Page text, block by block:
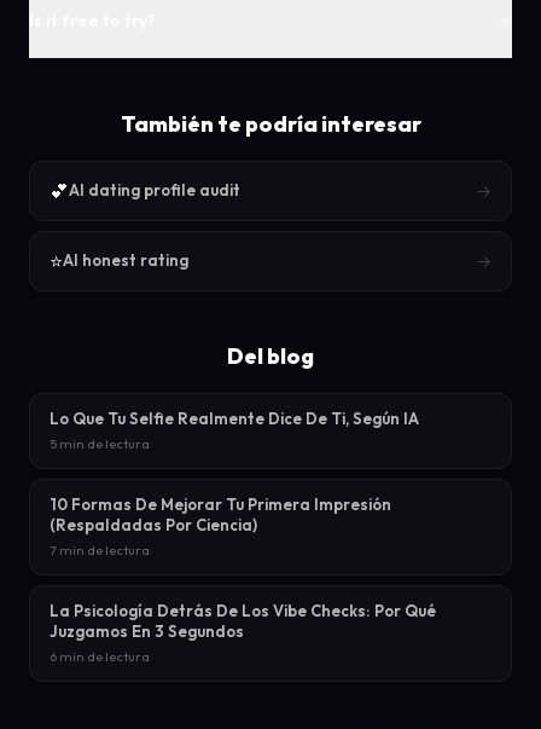
También te podría interesar
💕AI dating profile audit →
⭐AI honest rating →
Del blog
Lo Que Tu Selfie Realmente Dice De Ti, Según IA
5 min de lectura
10 Formas De Mejorar Tu Primera Impresión
(Respaldadas Por Ciencia)
7 min de lectura
La Psicología Detrás De Los Vibe Checks: Por Qué
Juzgamos En 3 Segundos
6 min de lectura